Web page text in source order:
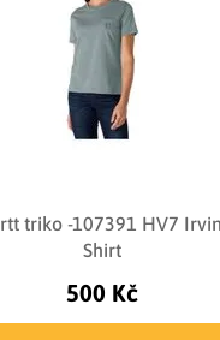
triko -107391 HV7
Shirt
500 Kč